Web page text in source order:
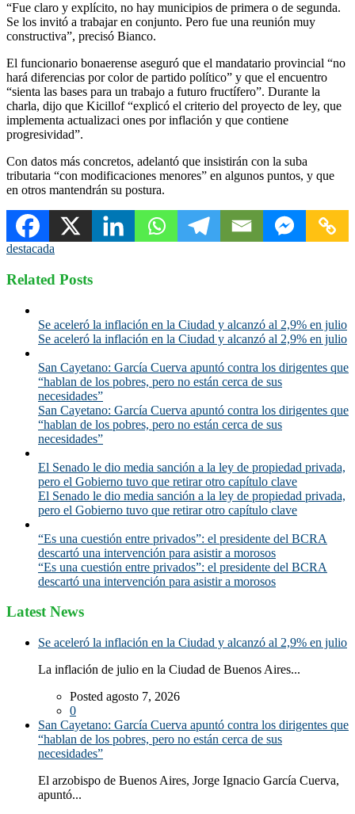
“Fue claro y explícito, no hay municipios de primera o de segunda.
Se los invitó a trabajar en conjunto. Pero fue una reunión muy
constructiva”, precisó Bianco.
El funcionario bonaerense aseguró que el mandatario provincial “no
hará diferencias por color de partido político” y que el encuentro
“sienta las bases para un trabajo a futuro fructífero”. Durante la
charla, dijo que Kicillof “explicó el criterio del proyecto de ley, que
implementa actualizaci ones por inflación y que contiene
progresividad”.
Con datos más concretos, adelantó que insistirán con la suba
tributaria “con modificaciones menores” en algunos puntos, y que
en otros mantendrán su postura.
destacada
Related Posts
Se aceleró la inflación en la Ciudad y alcanzó al 2,9% en julio
Se aceleró la inflación en la Ciudad y alcanzó al 2,9% en julio
San Cayetano: García Cuerva apuntó contra los dirigentes que
“hablan de los pobres, pero no están cerca de sus
necesidades”
San Cayetano: García Cuerva apuntó contra los dirigentes que
“hablan de los pobres, pero no están cerca de sus
necesidades”
El Senado le dio media sanción a la ley de propiedad privada,
pero el Gobierno tuvo que retirar otro capítulo clave
El Senado le dio media sanción a la ley de propiedad privada,
pero el Gobierno tuvo que retirar otro capítulo clave
“Es una cuestión entre privados”: el presidente del BCRA
descartó una intervención para asistir a morosos
“Es una cuestión entre privados”: el presidente del BCRA
descartó una intervención para asistir a morosos
Latest News
Se aceleró la inflación en la Ciudad y alcanzó al 2,9% en julio
La inflación de julio en la Ciudad de Buenos Aires...
Posted agosto 7, 2026
0
San Cayetano: García Cuerva apuntó contra los dirigentes que
“hablan de los pobres, pero no están cerca de sus
necesidades”
El arzobispo de Buenos Aires, Jorge Ignacio García Cuerva,
apuntó...